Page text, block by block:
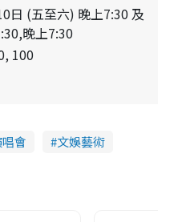
日 (五至六) 晚上7:30 及
晚上7:30
100
會 文娛藝術